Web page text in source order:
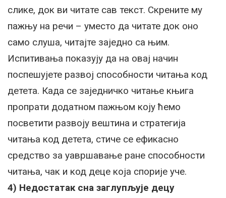
слике, док ви читате сав текст. Скрените му
пажњу на речи – уместо да читате док оно
само слуша, читајте заједно са њим.
Испитивања показују да на овај начин
поспешујете развој способности читања код
детета. Када се заједничко читање књига
пропрати додатном пажњом коју ћемо
посветити развоју вештина и стратегија
читања код детета, стиче се ефикасно
средство за уавршавање ране способности
читања, чак и код деце која спорије уче.
4) Недостатак сна заглупљује децу